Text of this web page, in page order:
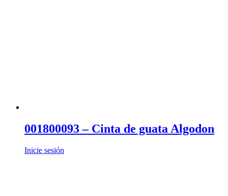
001800093 – Cinta de guata Algodon
Inicie sesión